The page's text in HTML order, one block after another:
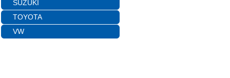
SUZUKI
TOYOTA
VW